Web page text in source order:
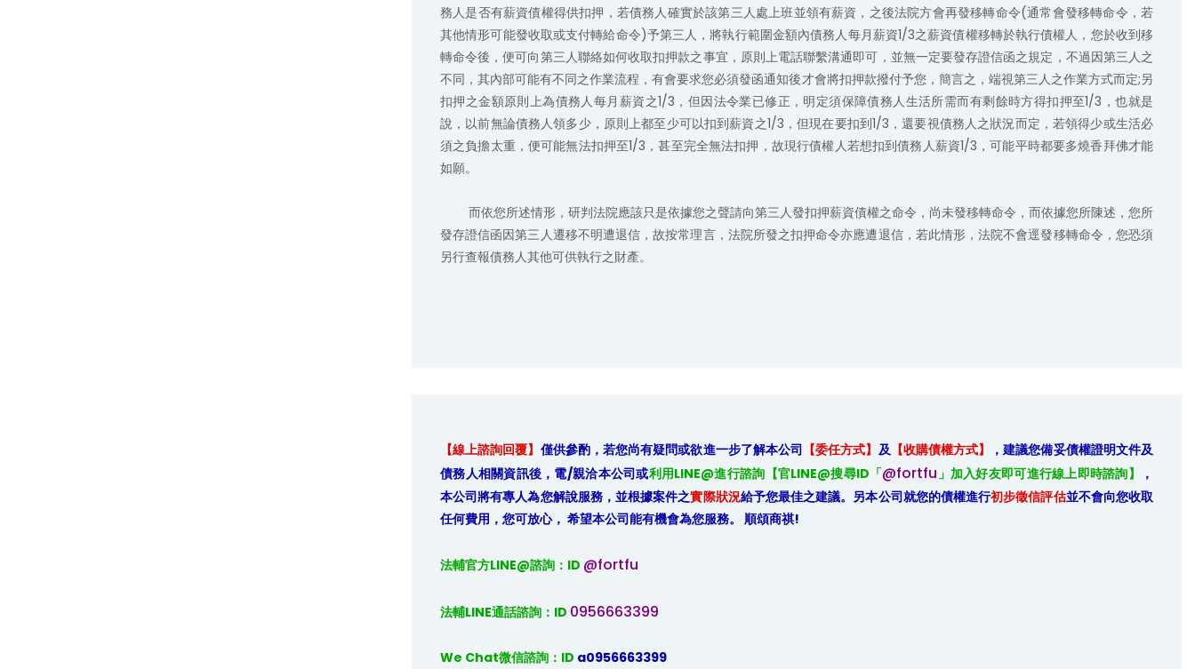
務人是否有薪資債權得供扣押，若債務人確實於該第三人處上班並領有薪資，之後法院方會再發移轉命令(通常會發移轉命令，若
其他情形可能發收取或支付轉給命令)予第三人，將執行範圍金額內債務人每月薪資1/3之薪資債權移轉於執行債權人，您於收到移
轉命令後，便可向第三人聯絡如何收取扣押款之事宜，原則上電話聯繫溝通即可，並無一定要發存證信函之規定，不過因第三人之
不同，其內部可能有不同之作業流程，有會要求您必須發函通知後才會將扣押款撥付予您，簡言之，端視第三人之作業方式而定;另
扣押之金額原則上為債務人每月薪資之1/3，但因法令業已修正，明定須保障債務人生活所需而有剩餘時方得扣押至1/3，也就是
說，以前無論債務人領多少，原則上都至少可以扣到薪資之1/3，但現在要扣到1/3，還要視債務人之狀況而定，若領得少或生活必
須之負擔太重，便可能無法扣押至1/3，甚至完全無法扣押，故現行債權人若想扣到債務人薪資1/3，可能平時都要多燒香拜佛才能
如願。
發存證信函因第三人遷移不明遭退信，故按常理言，法院所發之扣押命令亦應遭退信，若此情形，法院不會逕發移轉命令，您恐須
另行查報債務人其他可供執行之財產。
【線上諮詢回覆】 僅供參酌，若您尚有疑問或欲進一步了解本公司 【委任方式】 及【收購債權方式】
，建議您備妥債權證明文件及
債務人相關資訊後，電/親洽本公司或利用LINE@進行諮詢【官LINE@搜尋ID「@fortfu」加入好友即可進行線上即時諮詢】
，
本公司將有專人為您解說服務，並根據案件之實際狀況給予您最佳之建議。另本公司就您的債權進行初步徵信評估並不會向您收取
任何費用，您可放心， 希望本公司能有機會為您服務。 順頌商祺!
法輔官方LINE@諮詢：ID @fortfu
法輔LINE通話諮詢：ID 0956663399
We Chat微信諮詢：ID a0956663399